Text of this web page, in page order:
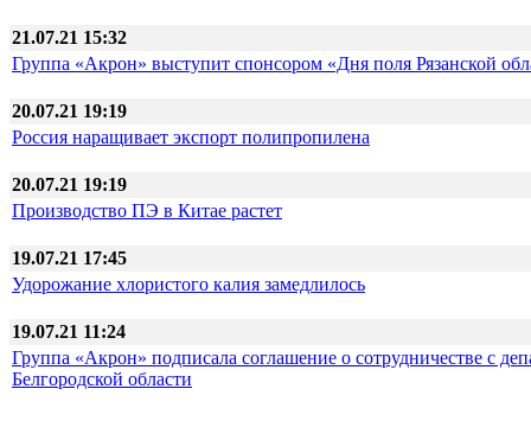
21.07.21 15:32
Группа «Акрон» выступит спонсором «Дня поля Рязанской
20.07.21 19:19
Россия наращивает экспорт полипропилена
20.07.21 19:19
Производство ПЭ в Китае растет
19.07.21 17:45
Удорожание хлористого калия замедлилось
19.07.21 11:24
Группа «Акрон» подписала соглашение о сотрудничестве с
Белгородской области